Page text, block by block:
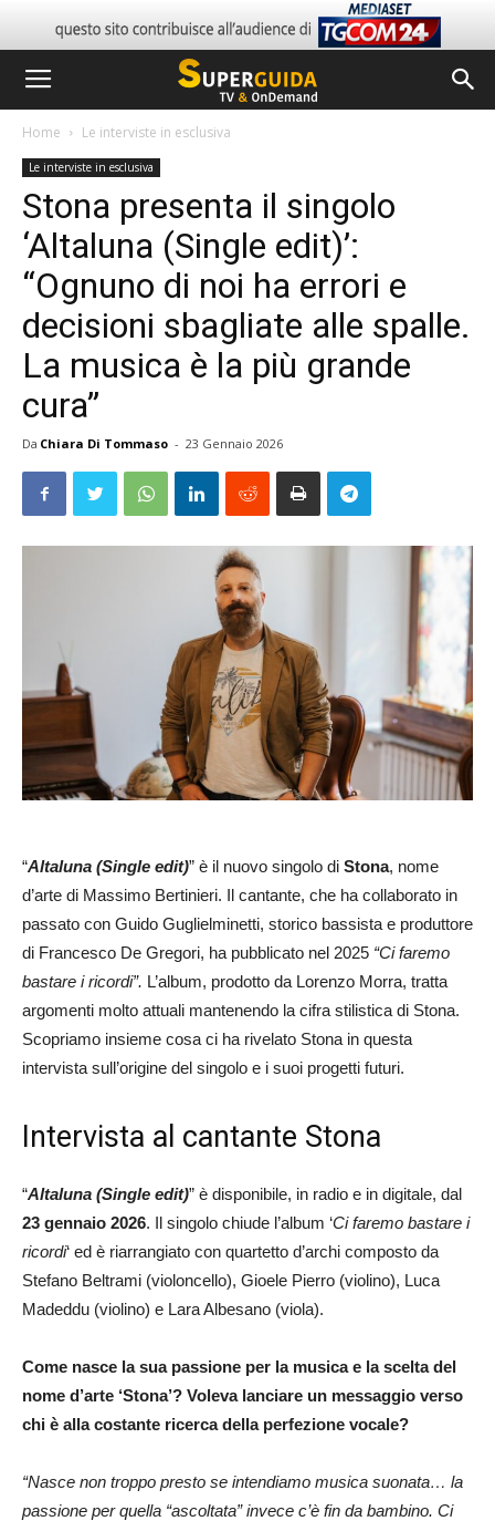
Home Le interviste in esclusiva
Le interviste in esclusiva
Stona presenta il singolo
‘Altaluna (Single edit)’:
“Ognuno di noi ha errori e
decisioni sbagliate alle spalle.
La musica è la più grande
cura”
Da Chiara Di Tommaso - 23 Gennaio 2026
“Altaluna (Single edit)” è il nuovo singolo di Stona, nome
d’arte di Massimo Bertinieri. Il cantante, che ha collaborato in
passato con Guido Guglielminetti, storico bassista e produttore
di Francesco De Gregori, ha pubblicato nel 2025 “Ci faremo
bastare i ricordi”. L’album, prodotto da Lorenzo Morra, tratta
argomenti molto attuali mantenendo la cifra stilistica di Stona.
Scopriamo insieme cosa ci ha rivelato Stona in questa
intervista sull’origine del singolo e i suoi progetti futuri.
Intervista al cantante Stona
“Altaluna (Single edit)” è disponibile, in radio e in digitale, dal
23 gennaio 2026. Il singolo chiude l’album ‘Ci faremo bastare i
ricordi‘ ed è riarrangiato con quartetto d’archi composto da
Stefano Beltrami (violoncello), Gioele Pierro (violino), Luca
Madeddu (violino) e Lara Albesano (viola).
Come nasce la sua passione per la musica e la scelta del
nome d’arte ‘Stona’? Voleva lanciare un messaggio verso
chi è alla costante ricerca della perfezione vocale?
“Nasce non troppo presto se intendiamo musica suonata… la
passione per quella “ascoltata” invece c’è fin da bambino. Ci